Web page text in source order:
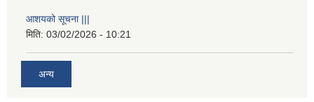
आशयको सूचना |||
मिति: 03/02/2026 - 10:21
अन्य